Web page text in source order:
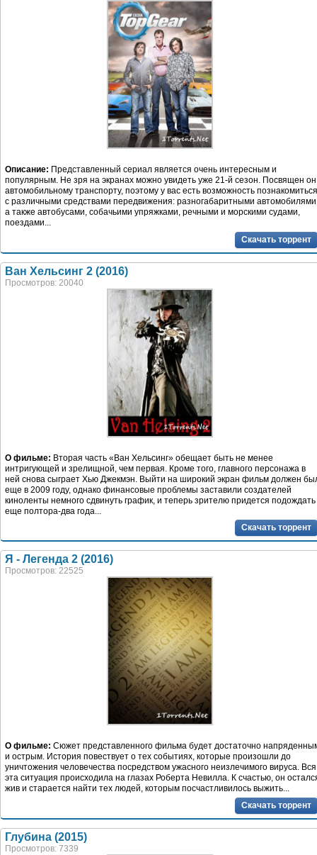
Описание: Представленный сериал является очень интересным и
популярным. Не зря на экранах можно увидеть уже 21-й сезон. Посвящен он
автомобильному транспорту, поэтому у вас есть возможность познакомиться
с различными средствами передвижения: разногабаритными
а также автобусами, собачьими упряжками, речными и морскими судами,
поездами...
Скачать торрент
Ван Хельсинг 2 (2016)
Просмотров: 20040
О фильме: Вторая часть «Ван Хельсинг» обещает быть не менее
интригующей и зрелищной, чем первая. Кроме того, главного персонажа в
ней снова сыграет Хью Джекмэн. Выйти на широкий экран фильм должен
еще в 2009 году, однако финансовые проблемы заставили создателей
киноленты немного сдвинуть график, и теперь зрителю придется подождать
еще полтора-два года...
Скачать торрент
Я - Легенда 2 (2016)
Просмотров: 22525
О фильме: Сюжет представленного фильма будет достаточно
и острым. История повествует о тех событиях, которые произошли до
уничтожения человечества посредством ужасного неизлечимого вируса. Вся
эта ситуация происходила на глазах Роберта Невилла. К счастью, он
жив и старается найти тех людей, которым посчастливилось выжить...
Скачать торрент
Глубина (2015)
Просмотров: 7339